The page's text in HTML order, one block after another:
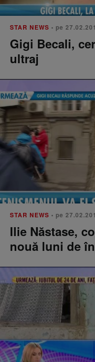
STAR NEWS • pe
Gigi Becali,
ultraj
STAR NEWS • pe
Ilie Năstase,
nouă luni de